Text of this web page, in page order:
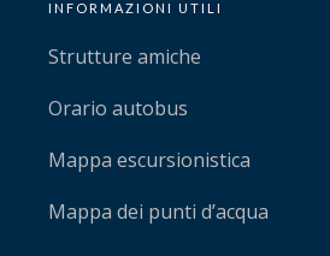
INFORMAZIONI UTILI
Strutture amiche
Orario autobus
Mappa escursionistica
Mappa dei punti d’acqua